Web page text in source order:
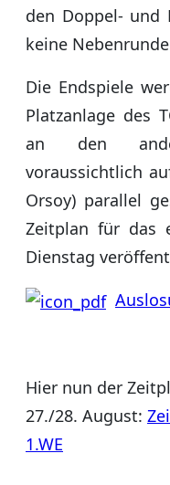
den Doppel- und
keine
Die Endspiele
Platzanlage des
an den
voraussichtlich
Orsoy) parallel
Zeitplan für das
Dienstag
Hier nun der
27./28. August:
1.WE